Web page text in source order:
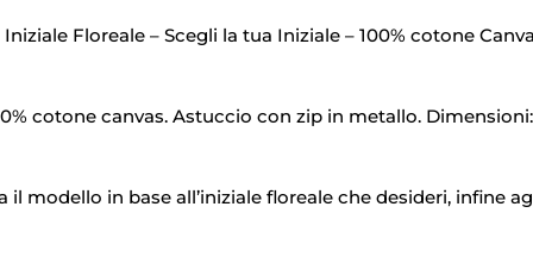
Floreale – Scegli la tua Iniziale – 100% cotone
cotone canvas. Astuccio con zip in metallo. Dimensioni:
il modello in base all’iniziale floreale che desideri, infine